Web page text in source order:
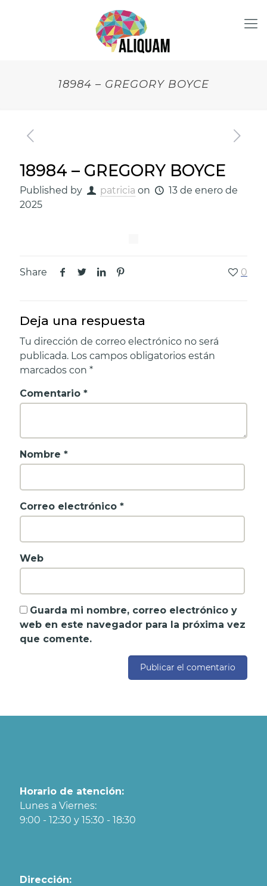
18984 – GREGORY BOYCE
18984 – GREGORY BOYCE
Published by patricia on
13 de enero de
2025
Share 0
Deja una respuesta
Tu dirección de correo electrónico no será
publicada. Los campos obligatorios están
marcados con *
Comentario *
Nombre *
Correo electrónico *
Web
Guarda mi nombre, correo electrónico y
web en este navegador para la próxima vez
que comente.
Horario de atención:
Lunes a Viernes:
9:00 - 12:30 y 15:30 - 18:30
Dirección: